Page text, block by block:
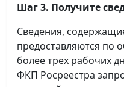
Шаг 3. Получите
Сведения,
предоставляются по
более трех рабочих
ФКП Росреестра